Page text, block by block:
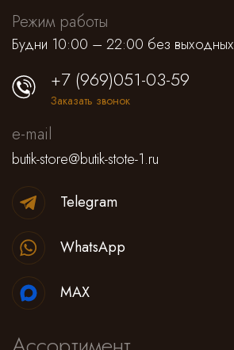
Режим работы
Будни 10:00 – 22:00 без выходных
+7 (969)051-03-59
Заказать звонок
e-mail
butik-store@butik-stote-1.ru
Telegram
WhatsApp
MAX